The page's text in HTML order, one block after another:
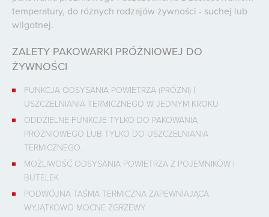
temperatury, do różnych rodzajów żywności - suchej lub
wilgotnej.
ZALETY PAKOWARKI PRÓŻNIOWEJ DO
ŻYWNOŚCI
FUNKCJA ODSYSANIA POWIETRZA (PRÓŻNI) I
USZCZELNIANIA TERMICZNEGO W JEDNYM KROKU
ODDZIELNE FUNKCJE TYLKO DO PAKOWANIA
PRÓŻNIOWEGO LUB TYLKO DO USZCZELNIANIA
TERMICZNEGO.
MOŻLIWOŚĆ ODSYSANIA POWIETRZA Z POJEMNIKÓW I
BUTELEK
PODWÓJNA TAŚMA TERMICZNA ZAPEWNIAJĄCA
WYJĄTKOWO MOCNE ZGRZEWY